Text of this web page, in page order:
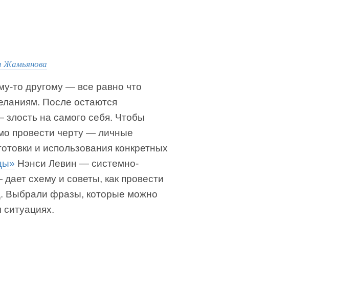
Жамьянова
то другому — все равно что
После остаются
на самого себя. Чтобы
провести черту — личные
и использования конкретных
Нэнси Левин — системно-
схему и советы, как провести
Выбрали фразы, которые можно